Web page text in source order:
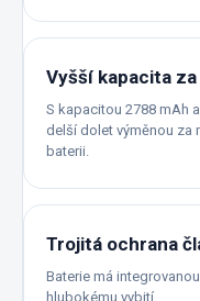
Vyšší kapacita
S kapacitou 2788 mAh
delší dolet výměnou za
baterii.
Trojitá ochrana
Baterie má
hlubokému vybití.